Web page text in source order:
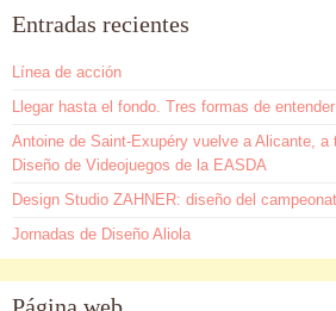
Entradas recientes
Línea de acción
Llegar hasta el fondo. Tres formas de
Antoine de Saint-Exupéry vuelve a Alicante, a
Diseño de Videojuegos de la EASDA
Design Studio ZAHNER: diseño del
Jornadas de Diseño Aliola